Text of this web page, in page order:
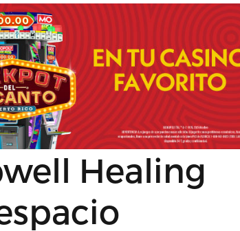
Healing